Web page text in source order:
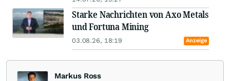
Starke Nachrichten von Axo Metals
und Fortuna Mining
03.08.26, 18:19 Anzeige
Markus Ross